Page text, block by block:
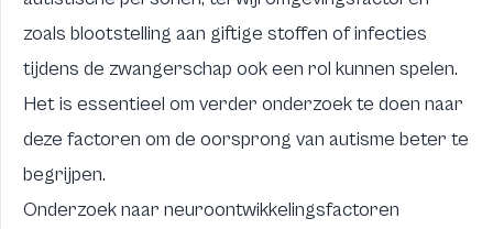
zoals blootstelling aan giftige stoffen of infecties
tijdens de zwangerschap ook een rol kunnen spelen.
Het is essentieel om verder onderzoek te doen naar
deze factoren om de oorsprong van autisme beter te
begrijpen.
Onderzoek naar neuroontwikkelingsfactoren